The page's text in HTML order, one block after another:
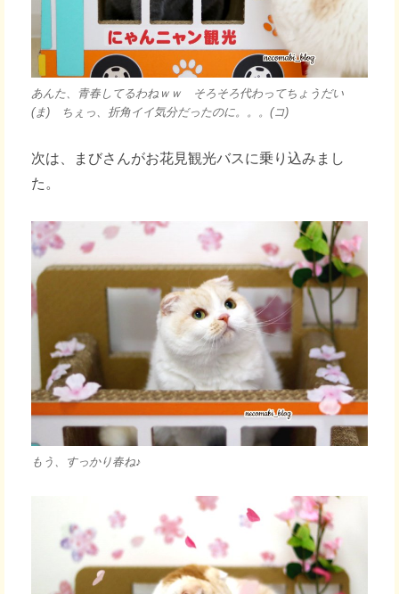
あんた、青春してるわねｗｗ そろそろ代わってちょうだい
(ま) ちぇっ、折角イイ気分だったのに。。。(コ)
次は、まびさんがお花見観光バスに乗り込みまし
た。
もう、すっかり春ね♪